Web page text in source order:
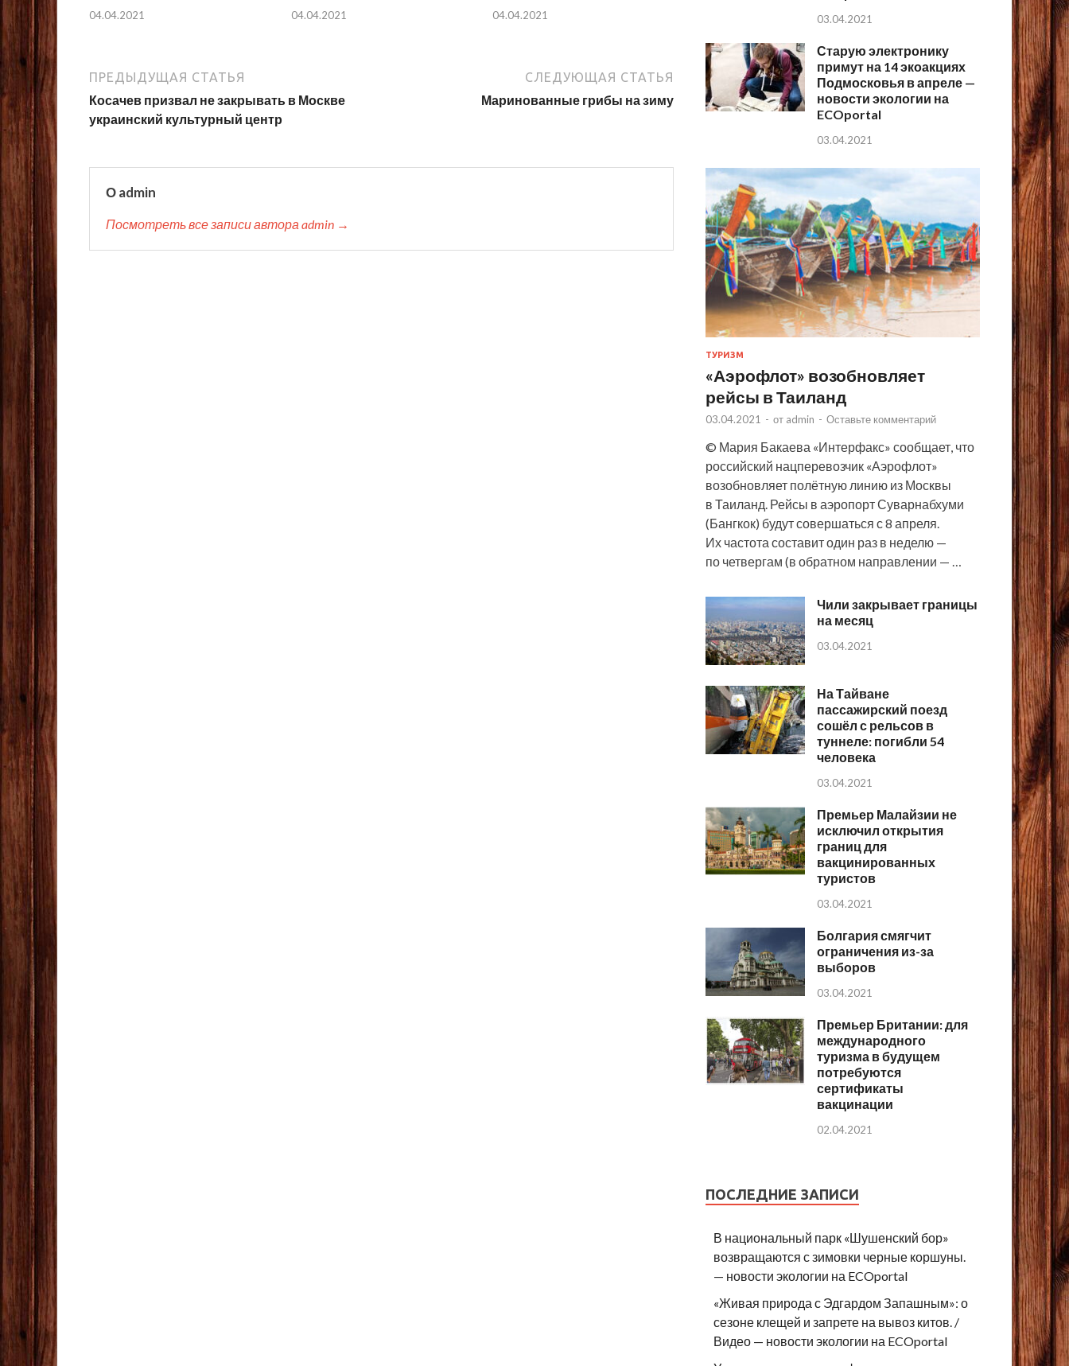
04.04.2021 04.04.2021 04.04.2021
ПРЕДЫДУЩАЯ СТАТЬЯ
Косачев призвал не закрывать в Москве
украинский культурный центр
СЛЕДУЮЩАЯ СТАТЬЯ
Маринованные грибы на зиму
О admin
Посмотреть все записи автора admin →
03.04.2021
Старую электронику
примут на 14 экоакциях
Подмосковья в апреле —
новости экологии на
ECOportal
03.04.2021
ТУРИЗМ
«Аэрофлот» возобновляет
рейсы в Таиланд
03.04.2021 - от admin - Оставьте комментарий
© Мария Бакаева «Интерфакс» сообщает, что
российский нацперевозчик «Аэрофлот»
возобновляет полётную линию из Москвы
в Таиланд. Рейсы в аэропорт Суварнабхуми
(Бангкок) будут совершаться с 8 апреля.
Их частота составит один раз в неделю —
по четвергам (в обратном направлении — …
Чили закрывает границы
на месяц
03.04.2021
На Тайване
пассажирский поезд
сошёл с рельсов в
туннеле: погибли 54
человека
03.04.2021
Премьер Малайзии не
исключил открытия
границ для
вакцинированных
туристов
03.04.2021
Болгария смягчит
ограничения из-за
выборов
03.04.2021
Премьер Британии: для
международного
туризма в будущем
потребуются
сертификаты
вакцинации
02.04.2021
ПОСЛЕДНИЕ ЗАПИСИ
В национальный парк «Шушенский бор»
возвращаются с зимовки черные коршуны.
— новости экологии на ECOportal
«Живая природа с Эдгардом Запашным»: о
сезоне клещей и запрете на вывоз китов. /
Видео — новости экологии на ECOportal